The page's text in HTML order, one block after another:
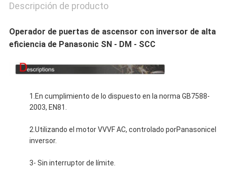
Descripción de producto
Operador de puertas de ascensor con inversor de alta
eficiencia de Panasonic SN - DM - SCC
1.En cumplimiento de lo dispuesto en la norma GB7588-
2003, EN81.
2.Utilizando el motor VVVF AC, controlado porPanasonicel
inversor.
3- Sin interruptor de límite.